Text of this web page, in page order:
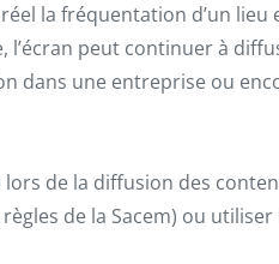
la fréquentation d’un lieu
l’écran peut continuer à
dans une entreprise ou
de la diffusion des
de la Sacem) ou utiliser